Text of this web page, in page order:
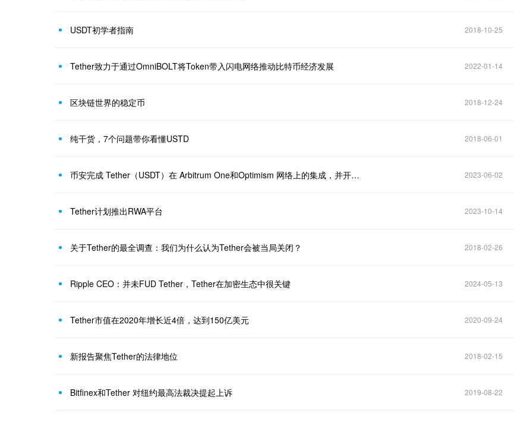
USDT初学者指南 2018-10-25
Tether致力于通过OmniBOLT将Token带入闪电网络推动比特币经济发展 2022-01-14
区块链世界的稳定币 2018-12-24
纯干货，7个问题带你看懂USTD 2018-06-01
币安完成 Tether（USDT）在 Arbitrum One和Optimism 网络上的集成，并开放充值服务 2023-06-02
Tether计划推出RWA平台 2023-10-14
关于Tether的最全调查：我们为什么认为Tether会被当局关闭？ 2018-02-26
Ripple CEO：并未FUD Tether，Tether在加密生态中很关键 2024-05-13
Tether市值在2020年增长近4倍，达到150亿美元 2020-09-24
新报告聚焦Tether的法律地位 2018-02-15
Bitfinex和Tether 对纽约最高法裁决提起上诉 2019-08-22